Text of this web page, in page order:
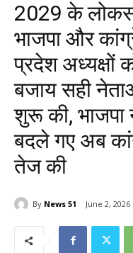
2029 के
भाजपा और
प्रदेश अध्यक्षों
बजाय सही
शुरू की, भाजपा
बदले गए अब
तेज की
By News 51 June 2, 2026